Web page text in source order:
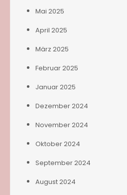
Mai 2025
April 2025
März 2025
Februar 2025
Januar 2025
Dezember 2024
November 2024
Oktober 2024
September 2024
August 2024